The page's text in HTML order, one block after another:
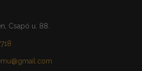
Csapó u. 88.